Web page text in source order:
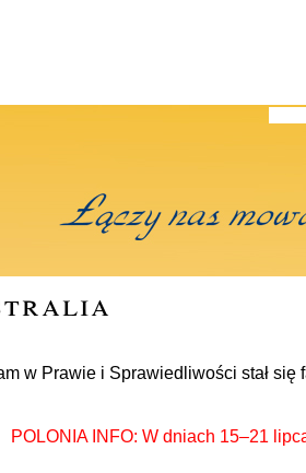
i Sprawiedliwości stał się
INFO: W dniach 15–21 lipca